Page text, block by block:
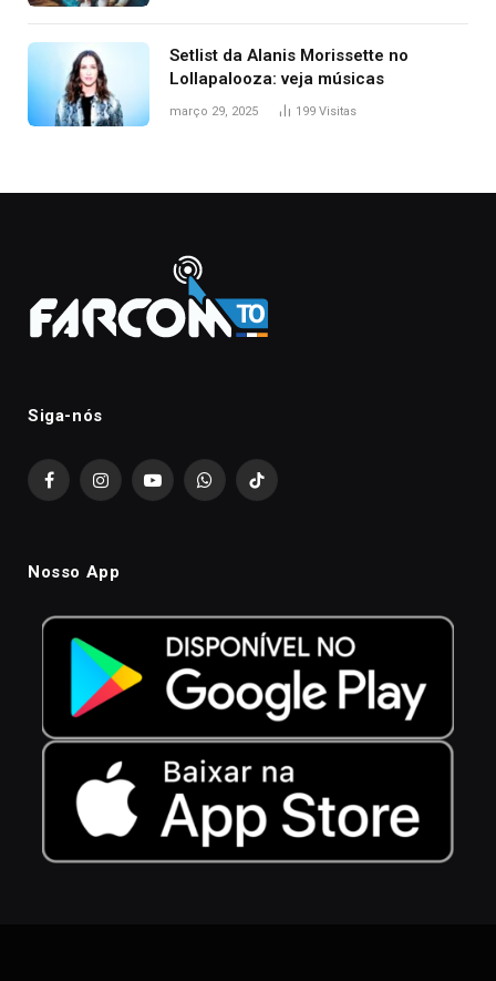
Setlist da Alanis Morissette no
Lollapalooza: veja músicas
março 29, 2025 199 Visitas
Siga-nós
FacebookInstagramYouTubeWhatsAppTikTok
Nosso App